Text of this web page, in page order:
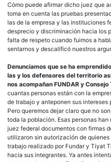
Cómo puede afirmar dicho juez que
toma en cuenta las pruebas
las de la empresa y las instituciones
desprecio y discriminación hacia los
falta de respeto cuando fuimos a
sentarnos y descalificó nuestros
Denunciamos que se ha
las y los defensores del territorio
nos acompañan FUNDAR y Consejo
cuantas personas están con la
de trabajo y anteponen sus intereses
Pero queremos dejar claro que no
toda la población. Esas personas
juez federal documentos con firmas
utilizaron sin autorización de
trabajo realizado por Fundar y Tiyat
hacia sus integrantes. Ya antes